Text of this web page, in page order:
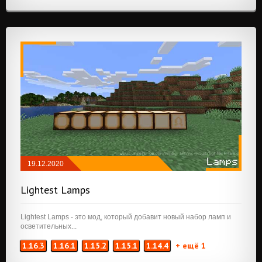
19.12.2020
Lightest Lamps
Lightest Lamps - это мод, который добавит новый набор ламп и
осветительных...
1.16.3 1.16.1 1.15.2 1.15.1 1.14.4 + ещё 1